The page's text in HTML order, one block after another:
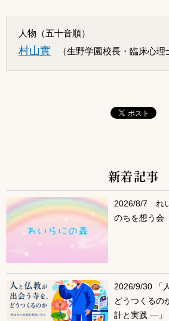
人物（五十音順）
村山實 （生野学園校長・臨床心理
サブコンテンツ
新着記事
2026/8/7 れ
のちを想う
2026/9/30 「
どうつくるの
計と実践 ―」